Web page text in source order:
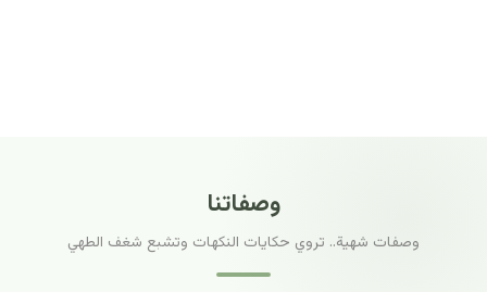
وصفاتنا
وصفات شهية.. تروي حكايات النكهات وتشبع شغف الطهي